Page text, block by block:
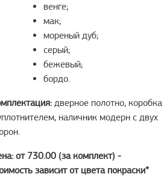
венге;
мак;
мореный дуб;
серый;
бежевый;
бордо.
дверное полотно, коробка
наличник модерн с двух
от 730.00 (за комплект) -
зависит от цвета покраски*